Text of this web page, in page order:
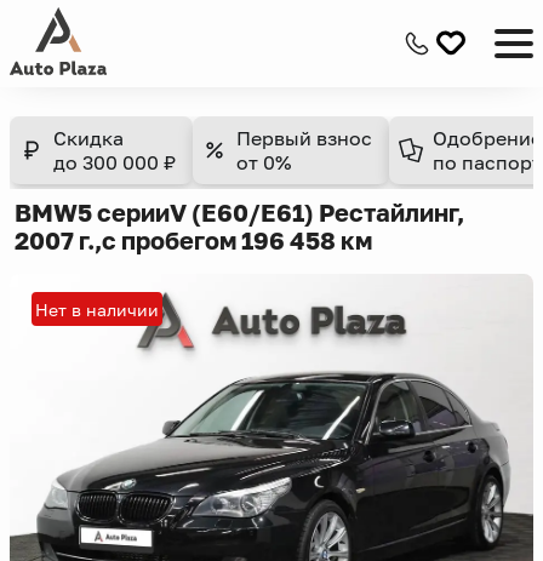
Скидка
до 300 000 ₽
Первый взнос
от 0%
Одобрение
по
BMW5 серииV (E60/E61) Рестайлинг,
2007 г.,с пробегом 196 458 км
Нет в наличии